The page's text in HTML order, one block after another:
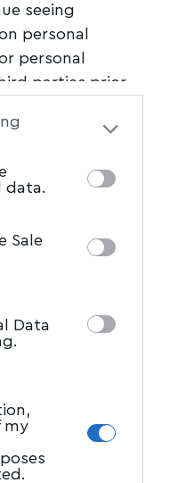
seeing
personal
personal
parties prior
your personal
This
by us to
disclose it to
data.
Sale
Data
my